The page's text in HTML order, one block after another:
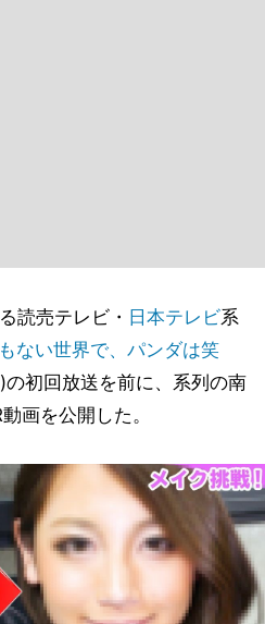
読売テレビ・ 日本テレビ系
ない世界で、パンダは笑
初回放送を前に、系列の南
画を公開した。